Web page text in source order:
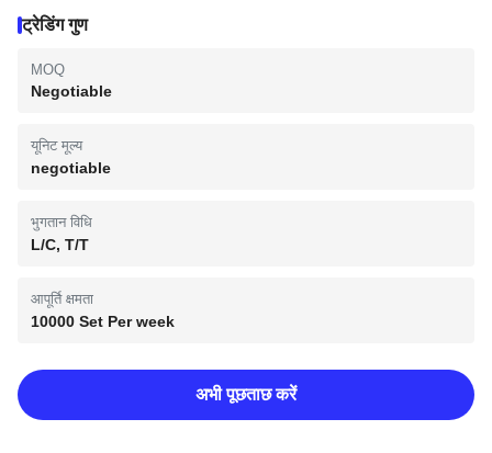
ट्रेडिंग गुण
MOQ
Negotiable
यूनिट मूल्य
negotiable
भुगतान विधि
L/C, T/T
आपूर्ति क्षमता
10000 Set Per week
अभी पूछताछ करें